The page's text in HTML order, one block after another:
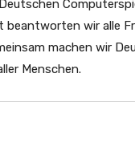
beantworten wir alle
machen wir
Menschen.